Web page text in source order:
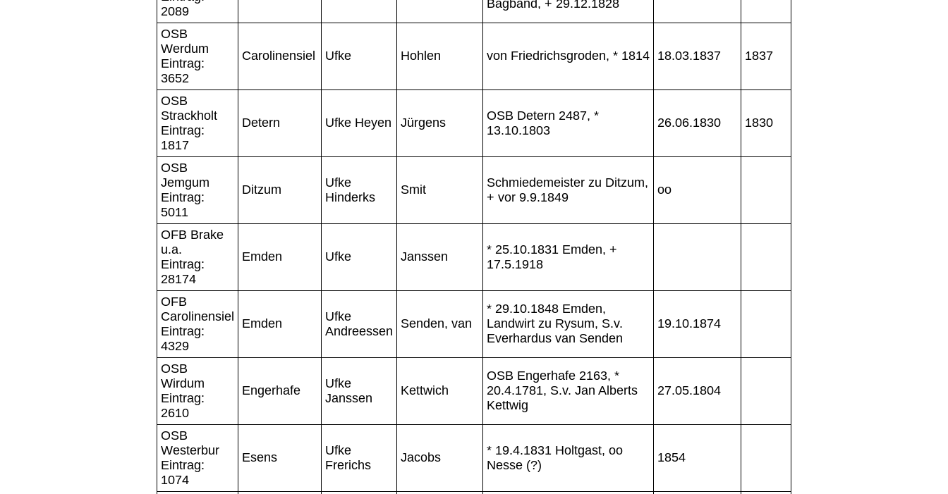
2089
Bagband, + 29.12.1828
OSB
Werdum
Eintrag:
3652
Carolinensiel Ufke Hohlen von Friedrichsgroden, * 1814 18.03.1837 1837
OSB
Strackholt
Eintrag:
1817
Detern Ufke Heyen Jürgens
OSB Detern 2487, *
13.10.1803
26.06.1830 1830
OSB
Jemgum
Eintrag:
5011
Ditzum
Ufke
Hinderks
Smit
Schmiedemeister zu Ditzum,
+ vor 9.9.1849
oo
OFB Brake
u.a.
Eintrag:
28174
Emden Ufke Janssen
* 25.10.1831 Emden, +
17.5.1918
OFB
Carolinensiel
Eintrag:
4329
Emden
Ufke
Andreessen
Senden, van
* 29.10.1848 Emden,
Landwirt zu Rysum, S.v.
Everhardus van Senden
19.10.1874
OSB
Wirdum
Eintrag:
2610
Engerhafe
Ufke
Janssen
Kettwich
OSB Engerhafe 2163, *
20.4.1781, S.v. Jan Alberts
Kettwig
27.05.1804
OSB
Westerbur
Eintrag:
1074
Esens
Ufke
Frerichs
Jacobs
* 19.4.1831 Holtgast, oo
Nesse (?)
1854